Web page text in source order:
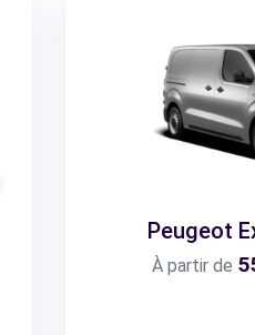
Peugeot
À partir de